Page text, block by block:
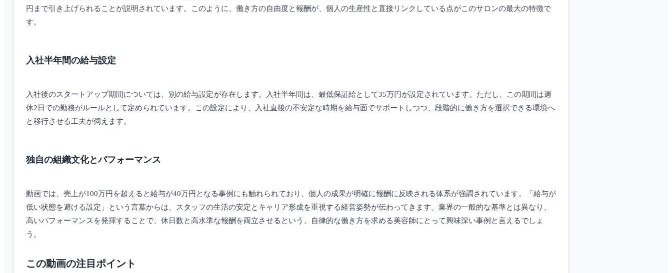
円まで引き上げられることが説明されています。このように、働き方の自由度と報酬が、個人の生産性と直接リンクしている点がこのサロンの最大の特徴で
す。
入社半年間の給与設定
入社後のスタートアップ期間については、別の給与設定が存在します。入社半年間は、最低保証給として35万円が設定されています。ただし、この期間は週
休2日での勤務がルールとして定められています。この設定により、入社直後の不安定な時期を給与面でサポートしつつ、段階的に働き方を選択できる環境へ
と移行させる工夫が伺えます。
独自の組織文化とパフォーマンス
動画では、売上が100万円を超えると給与が40万円となる事例にも触れられており、個人の成果が明確に報酬に反映される体系が強調されています。「給与が
低い状態を避ける設定」という言葉からは、スタッフの生活の安定とキャリア形成を重視する経営姿勢が伝わってきます。業界の一般的な基準とは異なり、
高いパフォーマンスを発揮することで、休日数と高水準な報酬を両立させるという、自律的な働き方を求める美容師にとって興味深い事例と言えるでしょ
う。
この動画の注目ポイント